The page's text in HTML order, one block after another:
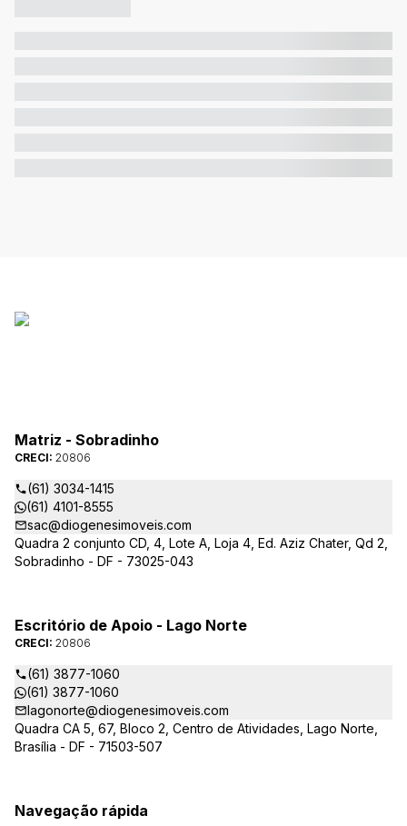
Matriz - Sobradinho
CRECI: 20806
(61) 3034-1415
(61) 4101-8555
sac@diogenesimoveis.com
Quadra 2 conjunto CD, 4, Lote A, Loja 4, Ed. Aziz Chater, Qd 2,
Sobradinho - DF - 73025-043
Escritório de Apoio - Lago Norte
CRECI: 20806
(61) 3877-1060
(61) 3877-1060
lagonorte@diogenesimoveis.com
Quadra CA 5, 67, Bloco 2, Centro de Atividades, Lago Norte,
Brasília - DF - 71503-507
Navegação rápida